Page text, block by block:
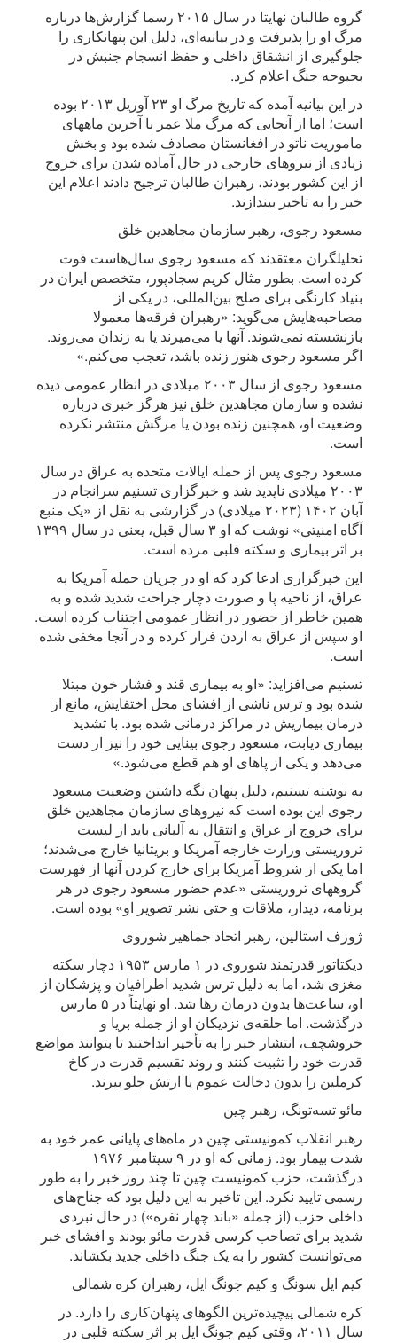
گروه طالبان نهایتا در سال ۲۰۱۵ رسما گزارش‌ها درباره
مرگ او را پذیرفت و در بیانیه‌ای، دلیل این پنهانکاری را
جلوگیری از انشقاق داخلی و حفظ انسجام جنبش در
بحبوحه جنگ اعلام کرد.
در این بیانیه آمده که تاریخ مرگ او ۲۳ آوریل ۲۰۱۳ بوده
است؛ اما از آنجایی که مرگ ملا عمر با آخرین ماههای
ماموریت ناتو در افغانستان مصادف شده بود و بخش
زیادی از نیروهای خارجی در حال آماده شدن برای خروج
از این کشور بودند، رهبران طالبان ترجیح دادند اعلام این
خبر را به تاخیر بیندازند.
مسعود رجوی، رهبر سازمان مجاهدین خلق
تحلیلگران معتقدند که مسعود رجوی سال‌هاست فوت
کرده است. بطور مثال کریم سجادپور، متخصص ایران در
بنیاد کارنگی برای صلح بین‌المللی، در یکی از
مصاحبه‌هایش می‌گوید: «رهبران فرقه‌ها معمولا
بازنشسته نمی‌شوند. آنها یا می‌میرند یا به زندان می‌روند.
اگر مسعود رجوی هنوز زنده باشد، تعجب می‌کنم.»
مسعود رجوی از سال ۲۰۰۳ میلادی در انظار عمومی دیده
نشده و سازمان مجاهدین خلق نیز هرگز خبری درباره
وضعیت او، همچنین زنده بودن یا مرگش منتشر نکرده
است.
مسعود رجوی پس از حمله ایالات متحده به عراق در سال
۲۰۰۳ میلادی ناپدید شد و خبرگزاری تسنیم سرانجام در
آبان ۱۴۰۲ (۲۰۲۳ میلادی) در گزارشی به نقل از «یک منبع
آگاه امنیتی» نوشت که او ۳ سال قبل، یعنی در سال ۱۳۹۹
بر اثر بیماری و سکته قلبی مرده است.
این خبرگزاری ادعا کرد که او در جریان حمله آمریکا به
عراق، از ناحیه پا و صورت دچار جراحت شدید شده و به
همین خاطر از حضور در انظار عمومی اجتناب کرده است.
او سپس از عراق به اردن فرار کرده و در آنجا مخفی شده
است.
تسنیم می‌افزاید: «او به بیماری قند و فشار خون مبتلا
شده بود و ترس ناشی از افشای محل اختفایش، مانع از
درمان بیماریش در مراکز درمانی شده بود. با تشدید
بیماری دیابت، مسعود رجوی بینایی خود را نیز از دست
می‌دهد و یکی از پاهای او هم قطع می‌شود.»
به نوشته تسنیم، دلیل پنهان نگه داشتن وضعیت مسعود
رجوی این بوده است که نیروهای سازمان مجاهدین خلق
برای خروج از عراق و انتقال به آلبانی باید از لیست
تروریستی وزارت خارجه آمریکا و بریتانیا خارج می‌شدند؛
اما یکی از شروط آمریکا برای خارج کردن آنها از فهرست
گروههای تروریستی «عدم حضور مسعود رجوی در هر
برنامه، دیدار، ملاقات و حتی نشر تصویر او» بوده است.
ژوزف استالین، رهبر اتحاد جماهیر شوروی
دیکتاتور قدرتمند شوروی در ۱ مارس ۱۹۵۳ دچار سکته
مغزی شد، اما به دلیل ترس شدید اطرافیان و پزشکان از
او، ساعت‌ها بدون درمان رها شد. او نهایتاً در ۵ مارس
درگذشت. اما حلقه‌ی نزدیکان او از جمله بریا و
خروشچف، انتشار خبر را به تأخیر انداختند تا بتوانند مواضع
قدرت خود را تثبیت کنند و روند تقسیم قدرت در کاخ
کرملین را بدون دخالت عموم یا ارتش جلو ببرند.
مائو تسه‌تونگ، رهبر چین
رهبر انقلاب کمونیستی چین در ماه‌های پایانی عمر خود به
شدت بیمار بود. زمانی که او در ۹ سپتامبر ۱۹۷۶
درگذشت، حزب کمونیست چین تا چند روز خبر را به طور
رسمی تایید نکرد. این تاخیر به این دلیل بود که جناح‌های
داخلی حزب (از جمله «باند چهار نفره») در حال نبردی
شدید برای تصاحب کرسی قدرت مائو بودند و افشای خبر
می‌توانست کشور را به یک جنگ داخلی جدید بکشاند.
کیم ایل سونگ و کیم جونگ ایل، رهبران کره شمالی
کره شمالی پیچیده‌ترین الگوهای پنهان‌کاری را دارد. در
سال ۲۰۱۱، وقتی کیم جونگ ایل بر اثر سکته قلبی در